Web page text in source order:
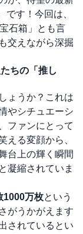
です！今回は、
石箱」とも言
交えながら深掘
ちの「推し
ょうか？これは
やシチュエーシ
ファンにとって
える変顔から、
台上の輝く瞬間
凝縮されていま
1000万枚という
がうかがえます
されているとい